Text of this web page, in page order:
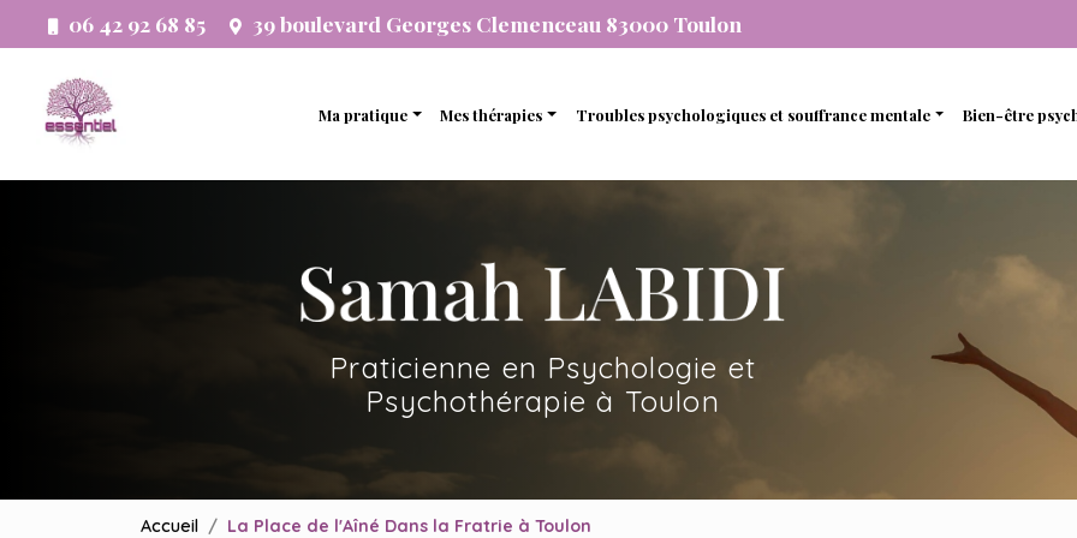
au
contenu
principal
06 42 92 68 85 39 boulevard Georges Clemenceau 83000 Toulon
Ma pratique
Développement personnel
Mes thérapies
Thérapie familiale
Thérapie en ligne avec une psychopraticienne
Troubles psychologiques et souffrance mentale
Dépendance
Bien-être
Estime de
Praticienne en Psychologie et
Psychothérapie à Toulon
Accueil La Place de l'Aîné Dans la Fratrie à Toulon